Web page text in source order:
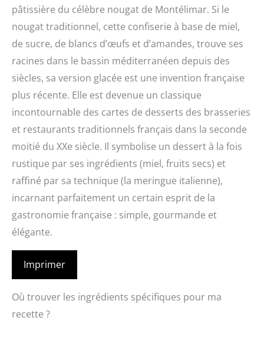
pâtissière du célèbre nougat de Montélimar. Si le
nougat traditionnel, cette confiserie à base de miel,
de sucre, de blancs d’œufs et d’amandes, trouve ses
racines dans le bassin méditerranéen depuis des
siècles, sa version glacée est une invention française
plus récente. Elle est devenue un classique
incontournable des cartes de desserts des brasseries
et restaurants traditionnels français dans la seconde
moitié du XXe siècle. Il symbolise un dessert à la fois
rustique par ses ingrédients (miel, fruits secs) et
raffiné par sa technique (la meringue italienne),
incarnant parfaitement un certain esprit de la
gastronomie française : simple, gourmande et
élégante.
Imprimer
Où trouver les ingrédients spécifiques pour ma
recette ?